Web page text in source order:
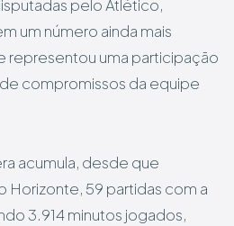
pelo Atlético,
um número ainda mais
representou uma participação
compromissos da equipe
acumula, desde que
Horizonte, 59 partidas com a
3.914 minutos jogados,